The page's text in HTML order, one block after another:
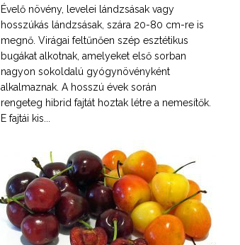
Évelő növény, levelei lándzsásak vagy
hosszúkás lándzsásak, szára 20-80 cm-re is
megnő. Virágai feltűnően szép esztétikus
bugákat alkotnak, amelyeket első sorban
nagyon sokoldalú gyógynövényként
alkalmaznak. A hosszú évek során
rengeteg hibrid fajtát hoztak létre a nemesítők.
E fajtái kis...